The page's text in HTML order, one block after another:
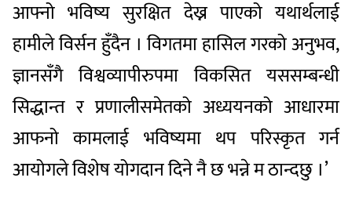
आफ्नो भविष्य सुरक्षित देख्न पाएको यथार्थलाई
हामीले विर्सन हुँदैन । विगतमा हासिल गरको अनुभव,
ज्ञानसँगै विश्वव्यापीरुपमा विकसित यससम्बन्धी
सिद्धान्त र प्रणालीसमेतको अध्ययनको आधारमा
आफनो कामलाई भविष्यमा थप परिस्कृत गर्न
आयोगले विशेष योगदान दिने नै छ भन्ने म ठान्दछु ।’